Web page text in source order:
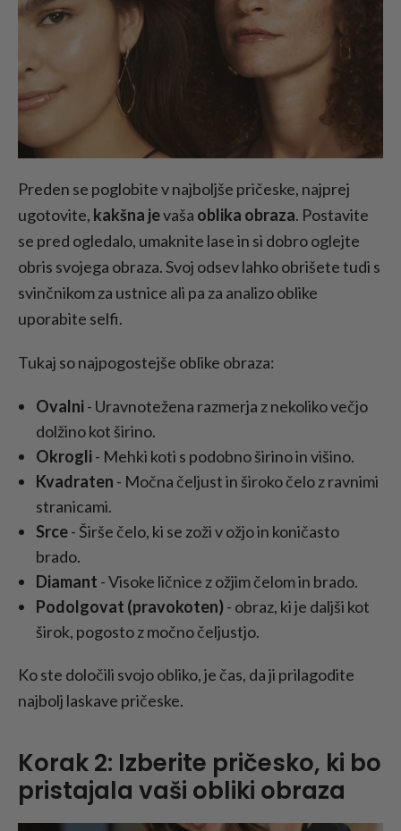
Preden se poglobite v najboljše pričeske, najprej
ugotovite, kakšna jevaša oblika obraza. Postavite
se pred ogledalo, umaknite lase in si dobro oglejte
obris svojega obraza. Svoj odsev lahko obrišete tudi s
svinčnikom za ustnice ali pa za analizo oblike
uporabite selfi.
Tukaj so najpogostejše oblike obraza:
Ovalni- Uravnotežena razmerja z nekoliko večjo
dolžino kot širino.
Okrogli- Mehki koti s podobno širino in višino.
Kvadraten - Močna čeljust in široko čelo z ravnimi
stranicami.
Srce- Širše čelo, ki se zoži v ožjo in koničasto
brado.
Diamant - Visoke ličnice z ožjim čelom in brado.
Podolgovat (pravokoten)- obraz, ki je daljši kot
širok, pogosto z močno čeljustjo.
Ko ste določili svojo obliko, je čas, da ji prilagodite
najbolj laskave pričeske.
Korak 2: Izberite pričesko, ki bo
pristajala vaši obliki obraza